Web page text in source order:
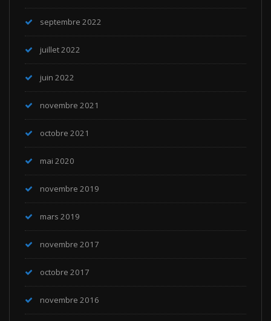
septembre 2022
juillet 2022
juin 2022
novembre 2021
octobre 2021
mai 2020
novembre 2019
mars 2019
novembre 2017
octobre 2017
novembre 2016